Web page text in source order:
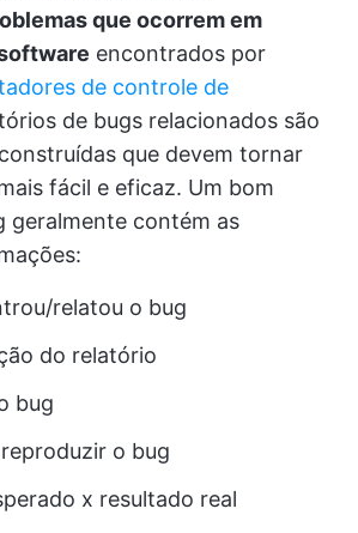
que ocorrem em
encontrados por
de controle de
de bugs relacionados são
que devem tornar
fácil e eficaz. Um bom
geralmente contém as
relatou o bug
do relatório
bug
o bug
x resultado real